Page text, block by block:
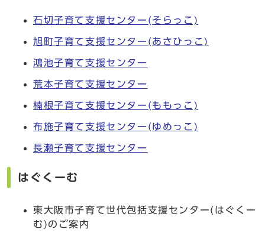
石切子育て支援センター(そらっこ)
旭町子育て支援センター(あさひっこ)
鴻池子育て支援センター
荒本子育て支援センター
楠根子育て支援センター(ももっこ)
布施子育て支援センター(ゆめっこ)
長瀬子育て支援センター
はぐくーむ
東大阪市子育て世代包括支援センター(はぐくー
む)のご案内